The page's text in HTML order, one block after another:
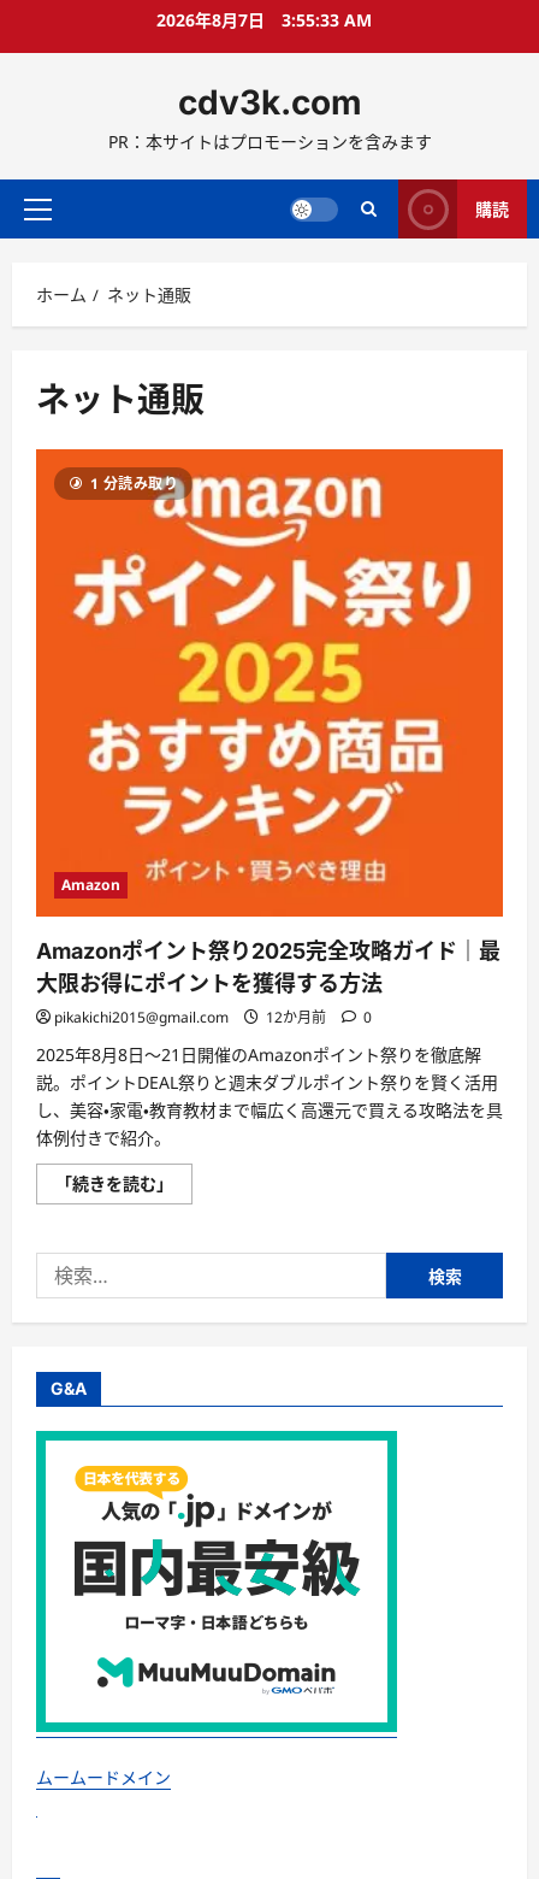
ス
ッ
2026年8月7日 3:55:34 AM
cdv3k.com
PR：本サイトはプロモーションを含みます
メ
メ
ニ
ー
購読
ホーム ネット通販
ネット通販
1 分読み取り
Amazon
Amazonポイント祭り2025完全攻略ガイド｜最
大限お得にポイントを獲得する方法
pikakichi2015@gmail.com 12か月前 0
2025年8月8日〜21日開催のAmazonポイント祭りを徹底解
説。ポイントDEAL祭りと週末ダブルポイント祭りを賢く活用
し、美容・家電・教育教材まで幅広く高還元で買える攻略法を具
体例付きで紹介。
「続きを読む」
ポ
ト
2025
完
イ
｜
大
限
お
得
ポ
イ
ン
ト
を
獲
す
る
法
に
索:
G&A
ムームードメイン